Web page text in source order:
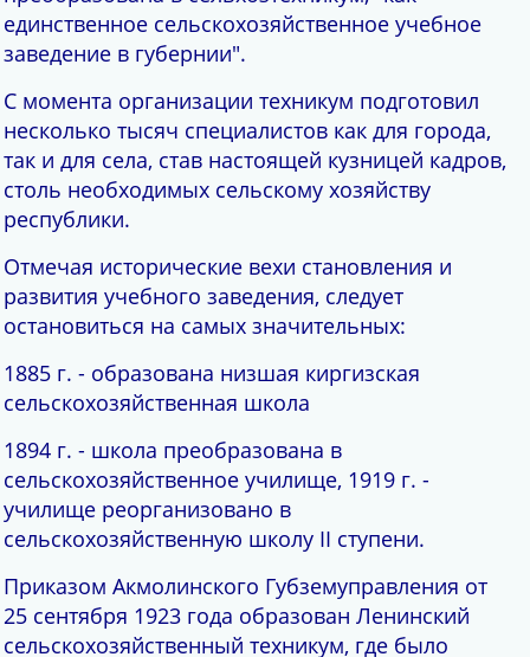
единственное сельскохозяйственное учебное
заведение в губернии".
С момента организации техникум подготовил
несколько тысяч специалистов как для города,
так и для села, став настоящей кузницей кадров,
столь необходимых сельскому хозяйству
республики.
Отмечая исторические вехи становления и
развития учебного заведения, следует
остановиться на самых значительных:
1885 г. - образована низшая киргизская
сельскохозяйственная школа
1894 г. - школа преобразована в
сельскохозяйственное училище, 1919 г. -
училище реорганизовано в
сельскохозяйственную школу II ступени.
Приказом Акмолинского Губземуправления от
25 сентября 1923 года образован Ленинский
сельскохозяйственный техникум, где было